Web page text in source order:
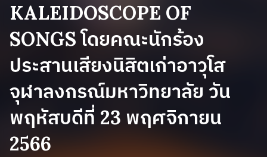
KALEIDOSCOPE OF
SONGS โดยคณะนักร้อง
ประสานเสียงนิสิตเก่าอาวุโส
จุฬาลงกรณ์มหาวิทยาลัย วัน
พฤหัสบดีที่ 23 พฤศจิกายน
2566